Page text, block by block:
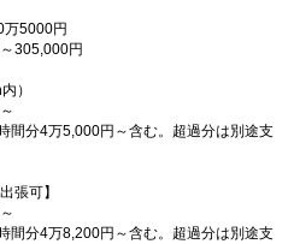
万5000円
305,000円
）
間分4万5,000円～含む。超過分は別途支
張可】
間分4万8,200円～含む。超過分は別途支